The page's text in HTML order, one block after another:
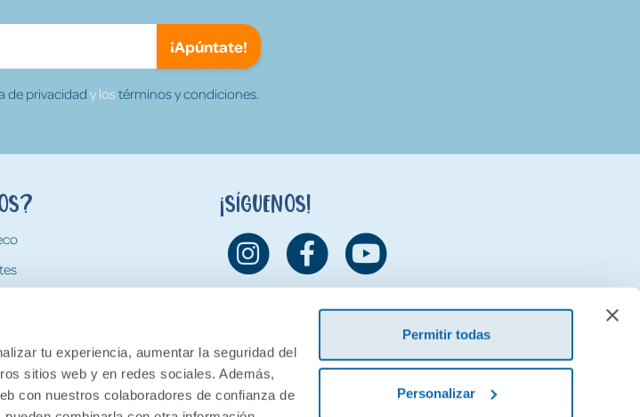
tu experiencia, aumentar la seguridad del
sitios web y en redes sociales. Además,
con nuestros colaboradores de confianza de
Permitir todas
Personalizar
¡Apúntate!
de privacidady lostérminos y condiciones.
¡Síguenos!